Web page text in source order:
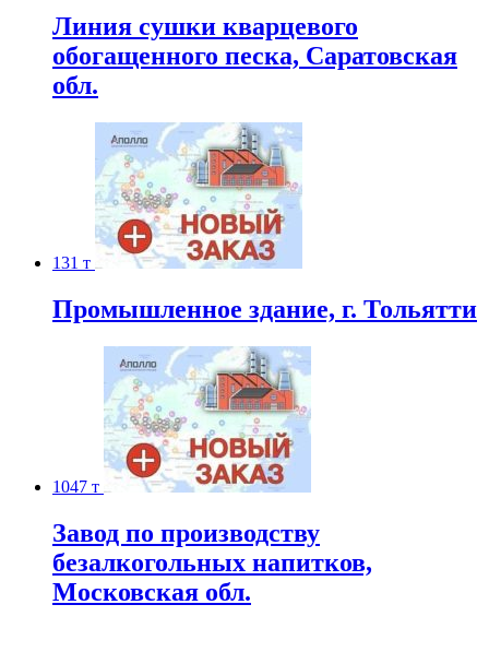
Линия сушки кварцевого
обогащенного песка, Саратовская
обл.
131 т
Промышленное здание, г. Тольятти
1047 т
Завод по производству
безалкогольных напитков,
Московская обл.